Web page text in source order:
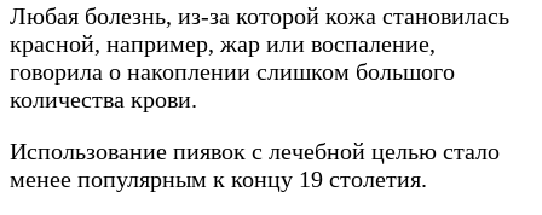
Любая болезнь, из-за которой кожа становилась
красной, например, жар или воспаление,
говорила о накоплении слишком большого
количества крови.
Использование пиявок с лечебной целью стало
менее популярным к концу 19 столетия.